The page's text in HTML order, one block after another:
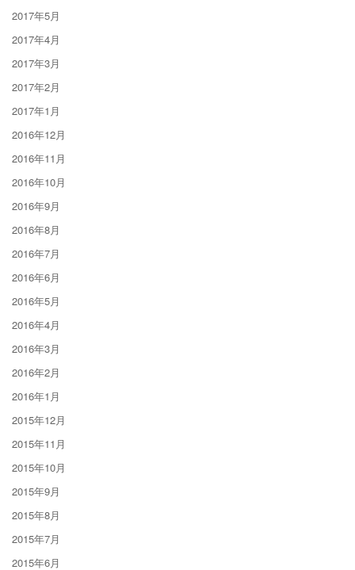
2017年5月
2017年4月
2017年3月
2017年2月
2017年1月
2016年12月
2016年11月
2016年10月
2016年9月
2016年8月
2016年7月
2016年6月
2016年5月
2016年4月
2016年3月
2016年2月
2016年1月
2015年12月
2015年11月
2015年10月
2015年9月
2015年8月
2015年7月
2015年6月